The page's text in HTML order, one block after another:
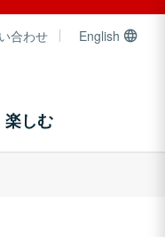
合わせ English
楽しむ